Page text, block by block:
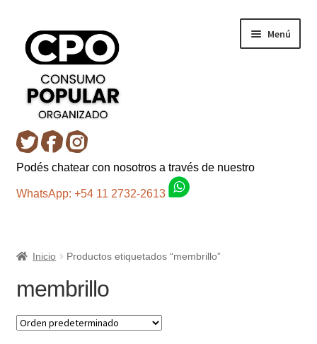
navegación
contenido
Menú
Inicio
Carro
Fondo AC
Mi cuenta
Podés chatear con nosotros a través de nuestro
WhatsApp: +54 11 2732-2613
Inicio Productos etiquetados “membrillo”
membrillo